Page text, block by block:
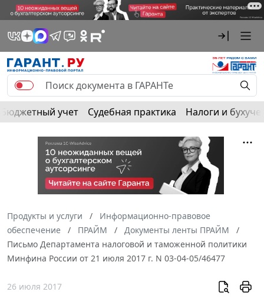
Бюджетный учет Судебная практика Налоги и
Продукты и услуги
Информационно-правовое
обеспечение
ПРАЙМ
Документы ленты ПРАЙМ
Письмо Департамента налоговой и таможенной политики
Минфина России от 21 июля 2017 г. N 03-04-05/46477
26 июля 2017